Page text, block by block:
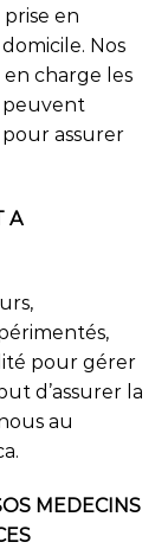
en
Nos
charge les
peuvent
pour assurer
A
pour gérer
d’assurer la
au
MEDECINS